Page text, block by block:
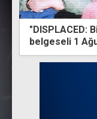
"DISPLACED:
belgeseli 1